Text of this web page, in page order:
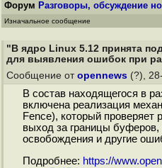
Форум Разговоры, обсуждение
Изначальное сообщение
"В ядро Linux 5.12 принята
для выявления ошибок при
Сообщение от opennews (?),
В состав находящегося в
включена реализация
Fence), который проверяет
выход за границы
освобождения и другие
Подробнее: https://